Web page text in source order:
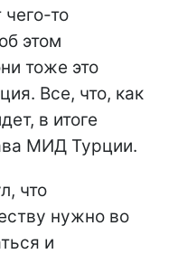
то
этом
тоже это
Все, что, как
в итоге
МИД Турции.
что
нужно во
и